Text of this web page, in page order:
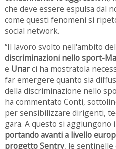
che deve essere espulsa dal
come questi fenomeni si
social network.
“Il lavoro svolto nell'ambito
discriminazioni nello sport-
e Unarci ha mostratola
far emergere quanto sia
della discriminazione nello
ha commentato Conti,
per sensibilizzare dirigenti,
gara. A questo si aggiungono i
portando avanti a livello
progetto Sentry, le